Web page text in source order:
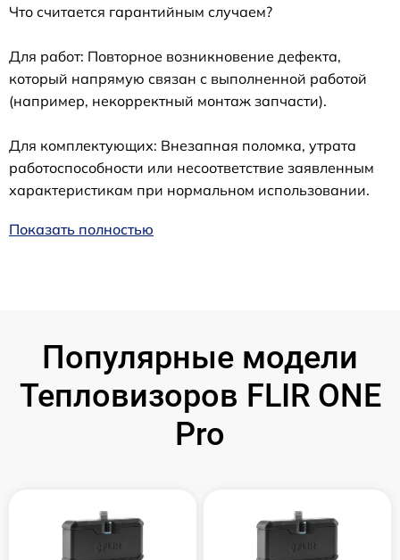
Что считается гарантийным случаем?
Для работ: Повторное возникновение дефекта,
который напрямую связан с выполненной работой
(например, некорректный монтаж запчасти).
Для комплектующих: Внезапная поломка, утрата
работоспособности или несоответствие заявленным
характеристикам при нормальном использовании.
Показать полностью
Популярные модели
Тепловизоров FLIR ONE
Pro